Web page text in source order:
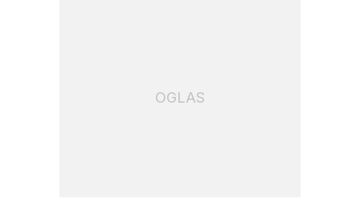
OGLAS